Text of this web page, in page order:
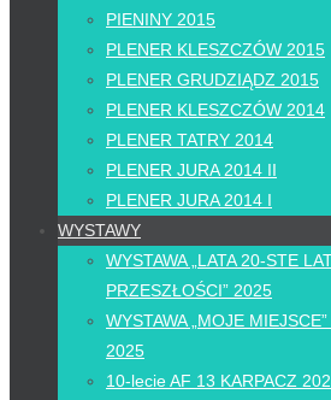
PIENINY 2015
PLENER KLESZCZÓW 2015
PLENER GRUDZIĄDZ 2015
PLENER KLESZCZÓW 2014
PLENER TATRY 2014
PLENER JURA 2014 II
PLENER JURA 2014 I
WYSTAWY
WYSTAWA „LATA 20-STE
PRZESZŁOŚCI” 2025
WYSTAWA „MOJE
2025
10-lecie AF 13 KARPACZ